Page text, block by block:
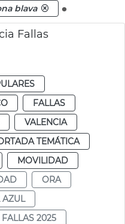
blava
Fallas
FALLAS
VALENCIA
TEMÁTICA
MOVILIDAD
ORA
AZUL
FALLAS 2025